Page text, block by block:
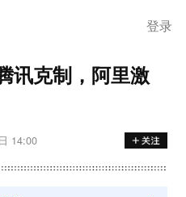
登录
讯克制，阿里激
14:00